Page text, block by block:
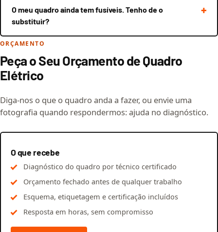
O meu quadro ainda tem fusíveis. Tenho de o
substituir?
ORÇAMENTO
Peça o Seu Orçamento de Quadro
Elétrico
Diga-nos o que o quadro anda a fazer, ou envie uma
fotografia quando respondermos: ajuda no diagnóstico.
O que recebe
Diagnóstico do quadro por técnico certificado
Orçamento fechado antes de qualquer trabalho
Esquema, etiquetagem e certificação incluídos
Resposta em horas, sem compromisso